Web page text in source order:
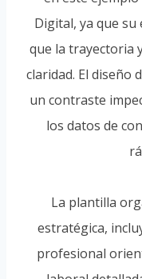
Digital, ya que
que la trayectoria
claridad. El diseño
un contraste
los datos de
La plantilla
estratégica,
profesional